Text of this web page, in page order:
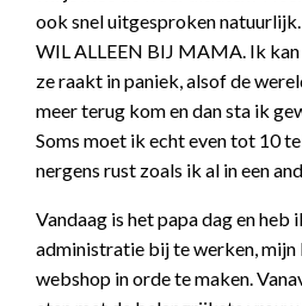
ook snel uitgesproken
WIL ALLEEN BIJ MAMA. Ik
ze raakt in paniek, alsof de
meer terug kom en dan sta ik
Soms moet ik echt even tot 10
nergens rust zoals ik al in een
Vandaag is het papa dag en heb
administratie bij te werken, mijn
webshop in orde te maken.